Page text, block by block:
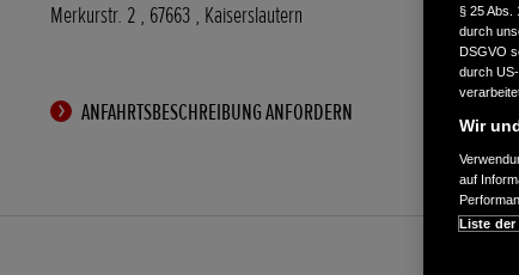
Merkurstr. 2 , 67663 , Kaiserslautern
ANFAHRTSBESCHREIBUNG ANFORDERN
§ 25 Abs.
durch
DSGVO
durch
Wir
auf
Liste der